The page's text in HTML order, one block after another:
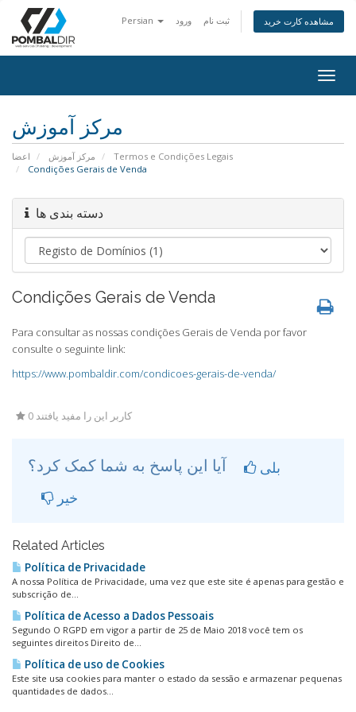
Persian ورود ثبت نام مشاهده کارت خرید
مرکز آموزش
اعضا مرکز آموزش
Termos e Condições Legais
Condições Gerais de Venda
دسته بندی ها
Condições Gerais de Venda
Para consultar as nossas condições Gerais de Venda por favor
consulte o seguinte link:
https://www.pombaldir.com/condicoes-gerais-de-venda/
0 کاربر این را مفید یافتند
بلی
خیر
Related Articles
Política de Privacidade
A nossa Política de Privacidade, uma vez que este site é apenas para gestão e
subscrição de...
Política de Acesso a Dados Pessoais
Segundo O RGPD em vigor a partir de 25 de Maio 2018 você tem os
seguintes direitos Direito de...
Política de uso de Cookies
Este site usa cookies para manter o estado da sessão e armazenar pequenas
quantidades de dados...